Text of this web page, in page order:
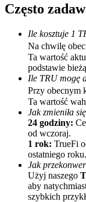
Polecaj
Zaproś
BTC Welcome
Często
Ile kosztuje 1
Na chwilę
Ta wartość
podstawie
Ile TRU mogę
Przy obecnym
Ta wartość
Jak zmieniła
24 godziny:
od wczoraj.
1 rok: TrueFi
ostatniego roku.
Jak
Użyj naszego
aby
szybkich